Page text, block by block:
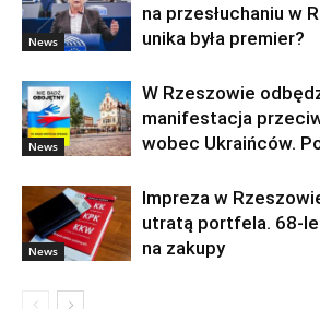
News
na przesłuchaniu w
unika była premier?
News
W Rzeszowie
manifestacja
wobec Ukraińców.
News
Impreza w
utratą portfela. 68-
na zakupy